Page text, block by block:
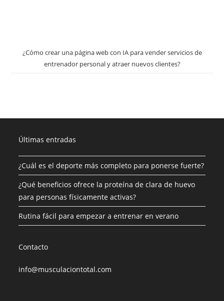
¿Cómo crear una página web con IA para vender servicios de
entrenador personal y atraer nuevos clientes?
Últimas entradas
¿Cuál es el deporte más completo para ponerse fuerte?
¿Qué beneficios ofrece la proteína de clara de huevo
para personas físicamente activas?
Rutina fácil para empezar a entrenar en verano
Contacto
info@musculaciontotal.com